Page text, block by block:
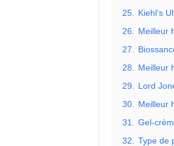
25. Kiehl’s
26. Meilleur
27.
28. Meilleur
29. Lord
30. Meilleur
31. Gel-
32. Type de